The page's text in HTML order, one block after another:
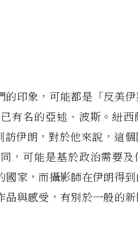
印象，可能都是「反美
有名的亞述、波斯。紐
訪伊朗，對於他來說，這
，可能是基於政治需要
家，而攝影師在伊朗得
與感受，有別於一般的